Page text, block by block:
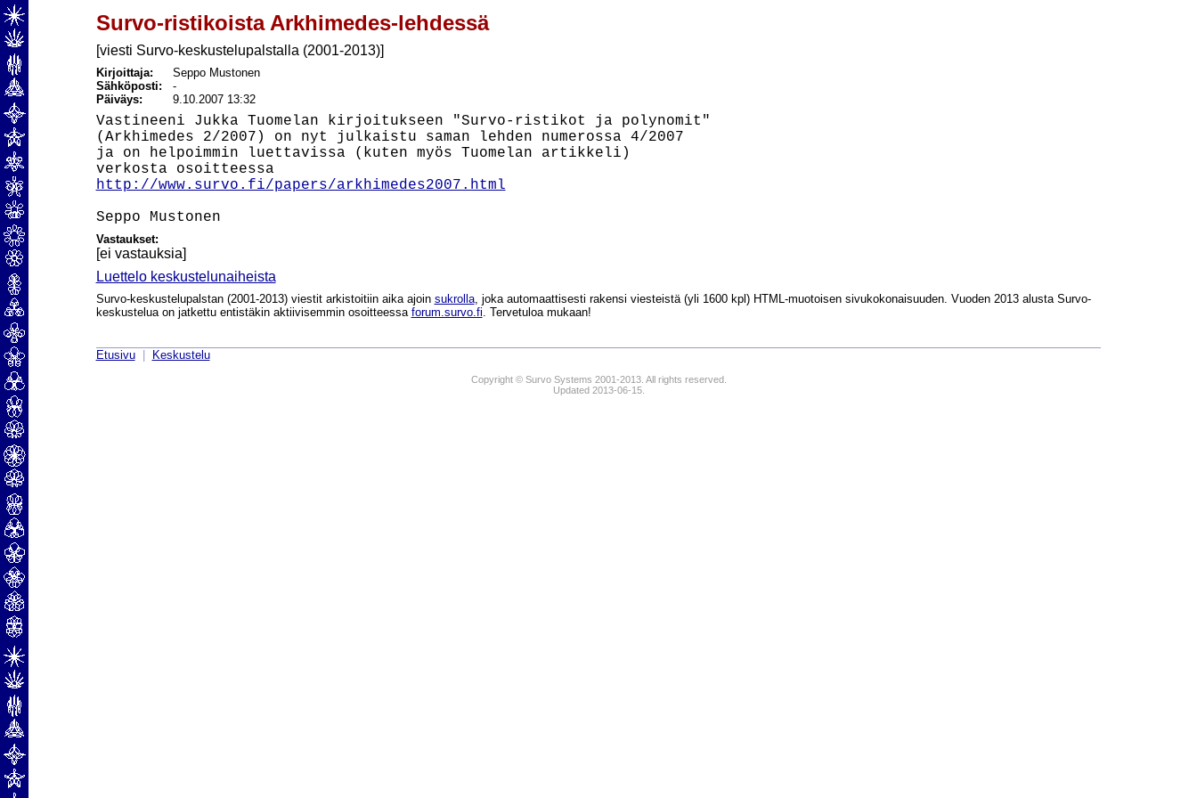
Survo-ristikoista Arkhimedes-lehdessä
[viesti Survo-keskustelupalstalla (2001-2013)]
Kirjoittaja:
Seppo Mustonen
Sähköposti: -
Päiväys:
9.10.2007 13:32
Vastineeni Jukka Tuomelan kirjoitukseen "Survo-ristikot ja polynomit"
(Arkhimedes 2/2007) on nyt julkaistu saman lehden numerossa 4/2007
ja on helpoimmin luettavissa (kuten myös Tuomelan artikkeli)
http://www.survo.fi/papers/arkhimedes2007.html
Vastaukset:
[ei vastauksia]
Luettelo keskustelunaiheista
Survo-keskustelupalstan (2001-2013) viestit arkistoitiin aika ajoin sukrolla, joka automaattisesti rakensi viesteistä (yli 1600 kpl) HTML-muotoisen sivukokonaisuuden. Vuoden 2013 alusta Survo-
keskustelua on jatkettu entistäkin aktiivisemmin osoitteessa forum.survo.fi. Tervetuloa mukaan!
Etusivu| Keskustelu
Copyright © Survo Systems 2001-2013. All rights reserved.
Updated 2013-06-15.